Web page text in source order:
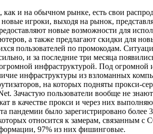
и на обычном рынке, есть свои
новые игроки, выходя на рынок,
новые возможности для
а также предлагают скидки для
пользователей по промокодам.
и за последние три месяца
инфраструктурой. Под огромной
инфраструктуры из взломанных
на которых подняты прокси-
Зачастую пользователи вообще не
в качестве прокси и через них
пандемии было зарегистрировано более
относится к замерам, связанным с
97% из них фишинговые.